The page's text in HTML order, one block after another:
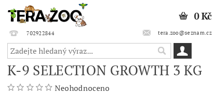
702922844 tera.zoo@seznam.cz
0 Kč
K-9 SELECTION GROWTH 3 KG
Neohodnoceno